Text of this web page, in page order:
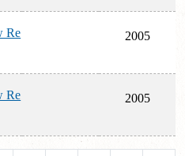
Re
2005
Re
2005